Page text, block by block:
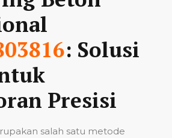
: Solusi
Presisi
salah satu metode